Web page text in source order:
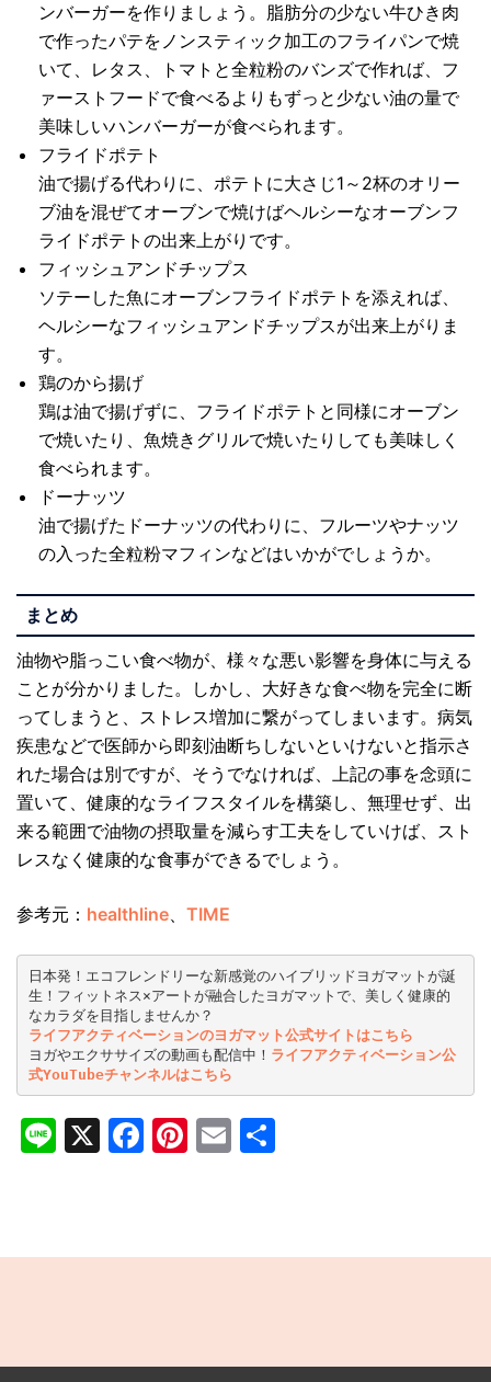
ンバーガーを作りましょう。脂肪分の少ない牛ひき肉
で作ったパテをノンスティック加工のフライパンで焼
いて、レタス、トマトと全粒粉のバンズで作れば、フ
ァーストフードで食べるよりもずっと少ない油の量で
美味しいハンバーガーが食べられます。
フライドポテト
油で揚げる代わりに、ポテトに大さじ1～2杯のオリー
ブ油を混ぜてオーブンで焼けばヘルシーなオーブンフ
ライドポテトの出来上がりです。
フィッシュアンドチップス
ソテーした魚にオーブンフライドポテトを添えれば、
ヘルシーなフィッシュアンドチップスが出来上がりま
す。
鶏のから揚げ
鶏は油で揚げずに、フライドポテトと同様にオーブン
で焼いたり、魚焼きグリルで焼いたりしても美味しく
食べられます。
ドーナッツ
油で揚げたドーナッツの代わりに、フルーツやナッツ
の入った全粒粉マフィンなどはいかがでしょうか。
まとめ
油物や脂っこい食べ物が、様々な悪い影響を身体に与える
ことが分かりました。しかし、大好きな食べ物を完全に断
ってしまうと、ストレス増加に繋がってしまいます。病気
疾患などで医師から即刻油断ちしないといけないと指示さ
れた場合は別ですが、そうでなければ、上記の事を念頭に
置いて、健康的なライフスタイルを構築し、無理せず、出
来る範囲で油物の摂取量を減らす工夫をしていけば、スト
レスなく健康的な食事ができるでしょう。
参考元： healthline、 TIME
日本発！エコフレンドリーな新感覚のハイブリッドヨガマットが誕
生！フィットネス×アートが融合したヨガマットで、美しく健康的
なカラダを目指しませんか？
ライフアクティベーションのヨガマット公式サイトはこちら
ヨガやエクササイズの動画も配信中！ ライフアクティベーション公
式YouTubeチャンネルはこちら
Line
X Facebook
Pinterest
Email